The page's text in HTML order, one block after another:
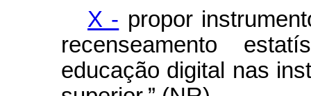
X - propor
recenseamento
educação digital nas